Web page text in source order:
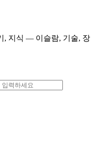
, 지식 — 이슬람, 기술, 장